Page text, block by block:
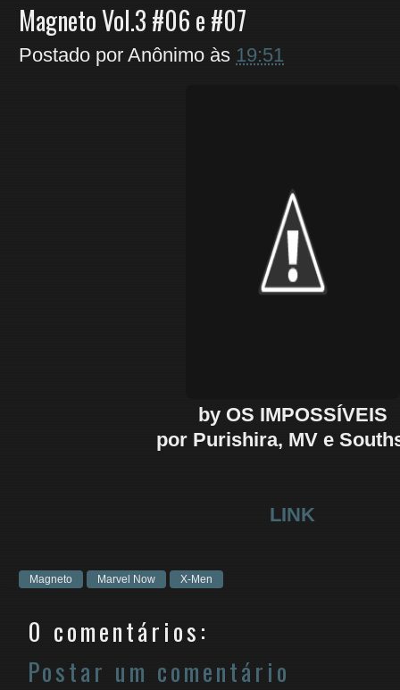
Magneto Vol.3 #06 e #07
Postado por Anônimo às 19:51
by OS IMPOSSÍVEIS
por Purishira, MV e
LINK
Magneto Marvel Now X-Men
0 comentários:
Postar um comentário